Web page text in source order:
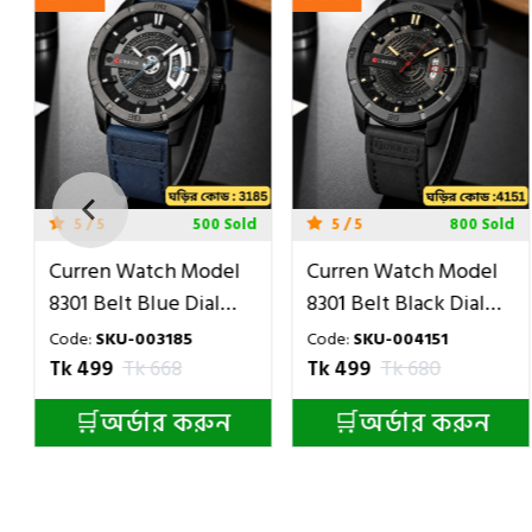
5 / 5 800 Sold
Curren Watch Model
8301 Belt Black Dial
Black Colour Watch
For Man
Code:SKU-004151
Tk 499 Tk 680
🛒অর্ডার করুন
5 / 5 200 Sold
Luxury Men Watches
Poydagor MODEL 810
Toton Ar Dial Black
COLOUR WATCH MAN
Code:SKU-001259
Tk 550 Tk 690
🛒অর্ডার করুন